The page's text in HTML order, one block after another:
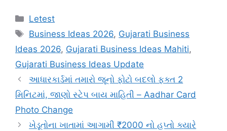
Categories
Letest
Tags
Business Ideas 2026, Gujarati Business
Ideas 2026, Gujarati Business Ideas Mahiti,
Gujarati Business Ideas Update
આધારકાર્ડમાં તમારો જૂનો ફોટો બદલો ફક્ત 2
મિનિટમાં, જાણો સ્ટેપ બાય માહિતી – Aadhar Card
Photo Change
ખેડૂતોના ખાતામાં આગામી ₹2000 નો હપ્તો ક્યારે